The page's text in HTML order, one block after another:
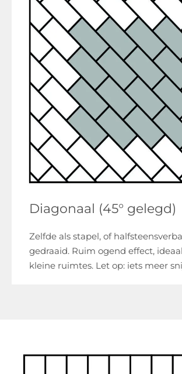
Diagonaal (45° gelegd)
Zelfde als stapel, of
gedraaid. Ruim ogend effect,
kleine ruimtes. Let op: iets meer